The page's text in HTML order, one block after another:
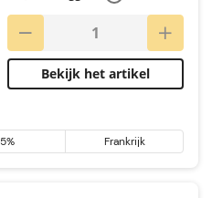
Bekijk het artikel
5% Frankrijk